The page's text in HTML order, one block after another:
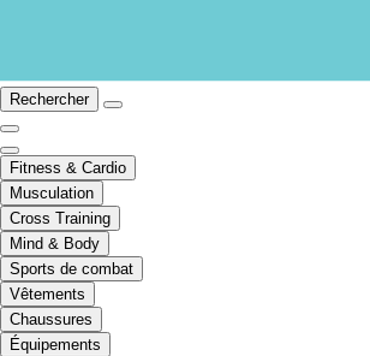
Rechercher
Fitness & Cardio
Musculation
Cross Training
Mind & Body
Sports de combat
Vêtements
Chaussures
Équipements